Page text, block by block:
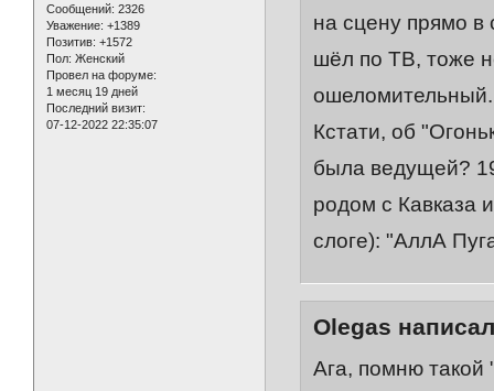
Сообщений: 2326
Уважение: +1389
Позитив: +1572
Пол: Женский
Провел на форуме:
1 месяц 19 дней
Последний визит:
07-12-2022 22:35:07
на сцену прямо в
шёл по ТВ, тоже
Кстати, об
была ведущей?
родом с Кавказа
слоге): "АллА
Olegas
Ага, помню такой